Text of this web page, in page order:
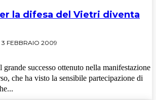
la difesa del Vietri diventa
3 FEBBRAIO 2009
successo ottenuto nella manifestazione
che ha visto la sensibile partecipazione di